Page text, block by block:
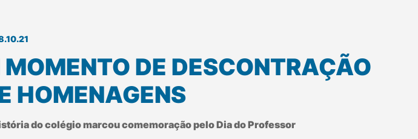
DE DESCONTRAÇÃO
HOMENAGENS
do colégio marcou comemoração pelo Dia do Professor